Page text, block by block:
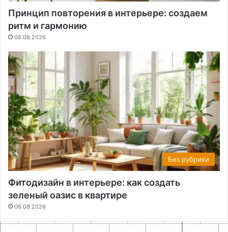
Принцип повторения в интерьере: создаем
ритм и гармонию
06.08.2026
Без рубрики
Фитодизайн в интерьере: как создать
зеленый оазис в квартире
06.08.2026